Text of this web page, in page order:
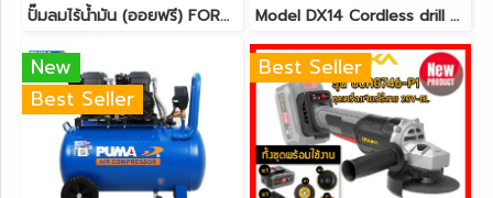
ปั๊มลมไร้น้ำมัน (ออยฟรี) FORCE-160 1450W.x4 ถัง 160ลิตร PUMA Model DX14 Cordless drill set 3/8"(10mm.) 30N.m 12V MAX* Brushless CAT@(copy)(copy)(copy)(copy)(copy)(copy)(copy)(copy)(copy)(copy)(copy)(copy)(copy)(copy)(copy)(copy)
New
Best Seller
Best Seller